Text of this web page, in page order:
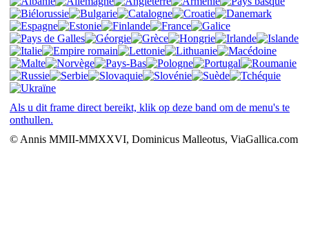
Als u dit frame direct bereikt, klik op deze band om de menu's te
onthullen.
© Annis MMII-MMXXVI, Dominicus Malleotus, ViaGallica.com